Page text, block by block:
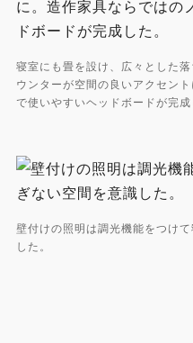
寝室にも畳を設け、広々とした
ウンターが空間の良いアクセン
で使いやすいヘッドボードが完成
壁付けの照明は調光機能をつけ
した。